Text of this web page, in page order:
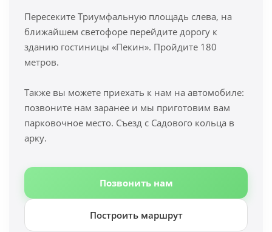
Пересеките Триумфальную площадь слева, на
ближайшем светофоре перейдите дорогу к
зданию гостиницы «Пекин». Пройдите 180
метров.
Также вы можете приехать к нам на автомобиле:
позвоните нам заранее и мы приготовим вам
парковочное место. Съезд с Садового кольца в
арку.
Позвонить нам
Построить маршрут